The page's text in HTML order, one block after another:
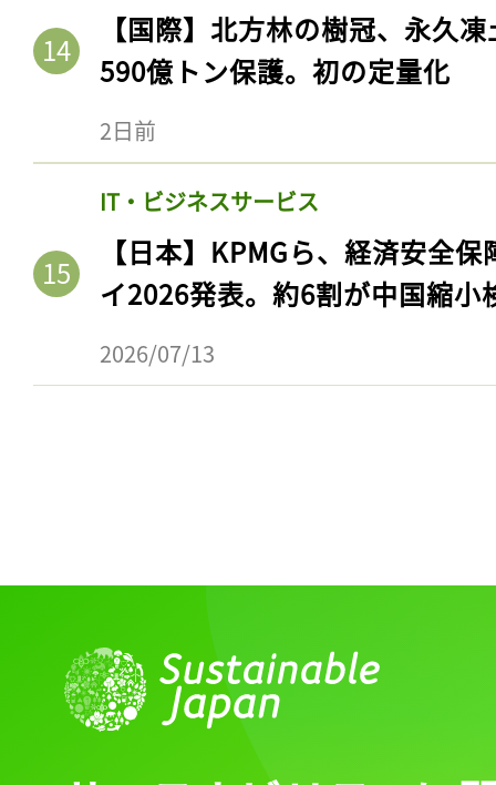
【国際】北方林の樹冠、永久
590億トン保護。初の定量化
2日前
IT・ビジネスサービス
【日本】KPMGら、経済安全
イ2026発表。約6割が中国縮小
2026/07/13